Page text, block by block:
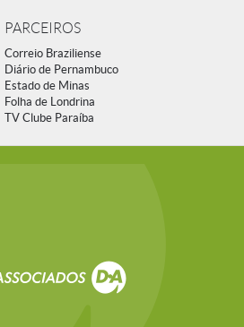
PARCEIROS
Correio Braziliense
Diário de Pernambuco
Estado de Minas
Folha de Londrina
TV Clube Paraíba